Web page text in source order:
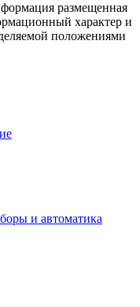
размещенная
характер и
положениями
и автоматика